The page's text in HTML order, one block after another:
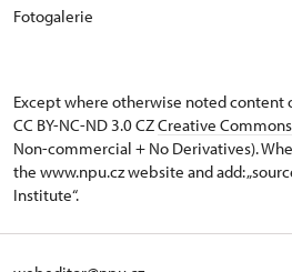
Fotogalerie
Except where otherwise noted content
CC BY-NC-ND 3.0 CZCreative
Non-commercial + No Derivatives).
the www.npu.cz website and add:
Institute“.